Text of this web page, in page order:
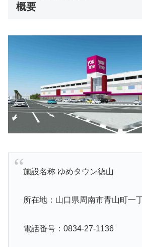
概要
施設名称 ゆめタウン徳山
所在地：山口県周南市青山町一
電話番号：0834-27-1136